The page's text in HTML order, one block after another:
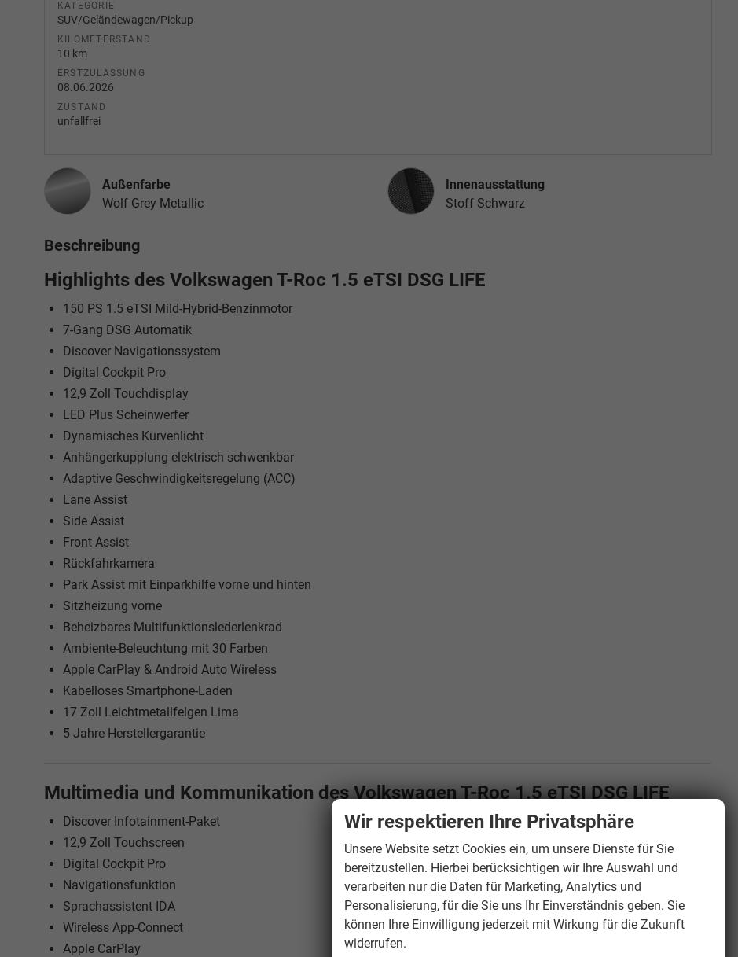
KATEGORIE
SUV/Geländewagen/Pickup
KILOMETERSTAND
10 km
ERSTZULASSUNG
08.06.2026
ZUSTAND
unfallfrei
Außenfarbe
Wolf Grey Metallic
Innenausstattung
Innenausstattung
Stoff Schwarz
Beschreibung
Highlights des Volkswagen T-Roc 1.5 eTSI DSG LIFE
150 PS 1.5 eTSI Mild-Hybrid-Benzinmotor
7-Gang DSG Automatik
Discover Navigationssystem
Digital Cockpit Pro
12,9 Zoll Touchdisplay
LED Plus Scheinwerfer
Dynamisches Kurvenlicht
Anhängerkupplung elektrisch schwenkbar
Adaptive Geschwindigkeitsregelung (ACC)
Lane Assist
Side Assist
Front Assist
Rückfahrkamera
Park Assist mit Einparkhilfe vorne und hinten
Sitzheizung vorne
Beheizbares Multifunktionslederlenkrad
Ambiente-Beleuchtung mit 30 Farben
Apple CarPlay & Android Auto Wireless
Kabelloses Smartphone-Laden
17 Zoll Leichtmetallfelgen Lima
5 Jahre Herstellergarantie
Multimedia und Kommunikation des Volkswagen T-Roc 1.5 eTSI DSG LIFE
Discover Infotainment-Paket
12,9 Zoll Touchscreen
Digital Cockpit Pro
Navigationsfunktion
Sprachassistent IDA
Wireless App-Connect
Apple CarPlay
Wir respektieren Ihre Privatsphäre
Unsere Website setzt Cookies ein, um unsere Dienste für Sie
bereitzustellen. Hierbei berücksichtigen wir Ihre Auswahl und
verarbeiten nur die Daten für Marketing, Analytics und
Personalisierung, für die Sie uns Ihr Einverständnis geben. Sie
können Ihre Einwilligung jederzeit mit Wirkung für die Zukunft
widerrufen.